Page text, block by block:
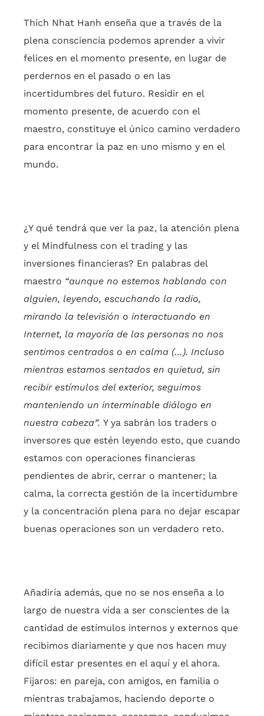
Thich Nhat Hanh enseña que a través de la
plena consciencia podemos aprender a vivir
felices en el momento presente, en lugar de
perdernos en el pasado o en las
incertidumbres del futuro. Residir en el
momento presente, de acuerdo con el
maestro, constituye el único camino verdadero
para encontrar la paz en uno mismo y en el
mundo.
¿Y qué tendrá que ver la paz, la atención plena
y el Mindfulness con el trading y las
inversiones financieras? En palabras del
maestro “aunque no estemos hablando con
alguien, leyendo, escuchando la radio,
mirando la televisión o interactuando en
Internet, la mayoría de las personas no nos
sentimos centrados o en calma (…). Incluso
mientras estamos sentados en quietud, sin
recibir estímulos del exterior, seguimos
manteniendo un interminable diálogo en
nuestra cabeza”. Y ya sabrán los traders o
inversores que estén leyendo esto, que cuando
estamos con operaciones financieras
pendientes de abrir, cerrar o mantener; la
calma, la correcta gestión de la incertidumbre
y la concentración plena para no dejar escapar
buenas operaciones son un verdadero reto.
Añadiría además, que no se nos enseña a lo
largo de nuestra vida a ser conscientes de la
cantidad de estímulos internos y externos que
recibimos diariamente y que nos hacen muy
difícil estar presentes en el aquí y el ahora.
Fijaros: en pareja, con amigos, en familia o
mientras trabajamos, haciendo deporte o